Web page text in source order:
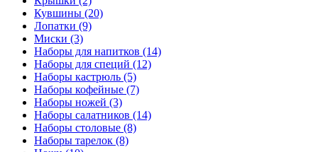
Кувшины (20)
Лопатки (9)
Миски (3)
Наборы для напитков (14)
Наборы для специй (12)
Наборы кастрюль (5)
Наборы кофейные (7)
Наборы ножей (3)
Наборы салатников (14)
Наборы столовые (8)
Наборы тарелок (8)